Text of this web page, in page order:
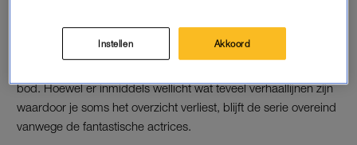
The Morning Show. Zoals altijd zit de serie bovenop het
nieuws: deze keer komen onder andere de Olympische
bod. Hoewel er inmiddels wellicht wat teveel verhaallijnen zijn
waardoor je soms het overzicht verliest, blijft de serie overeind
vanwege de fantastische actrices.
Instellen Akkoord